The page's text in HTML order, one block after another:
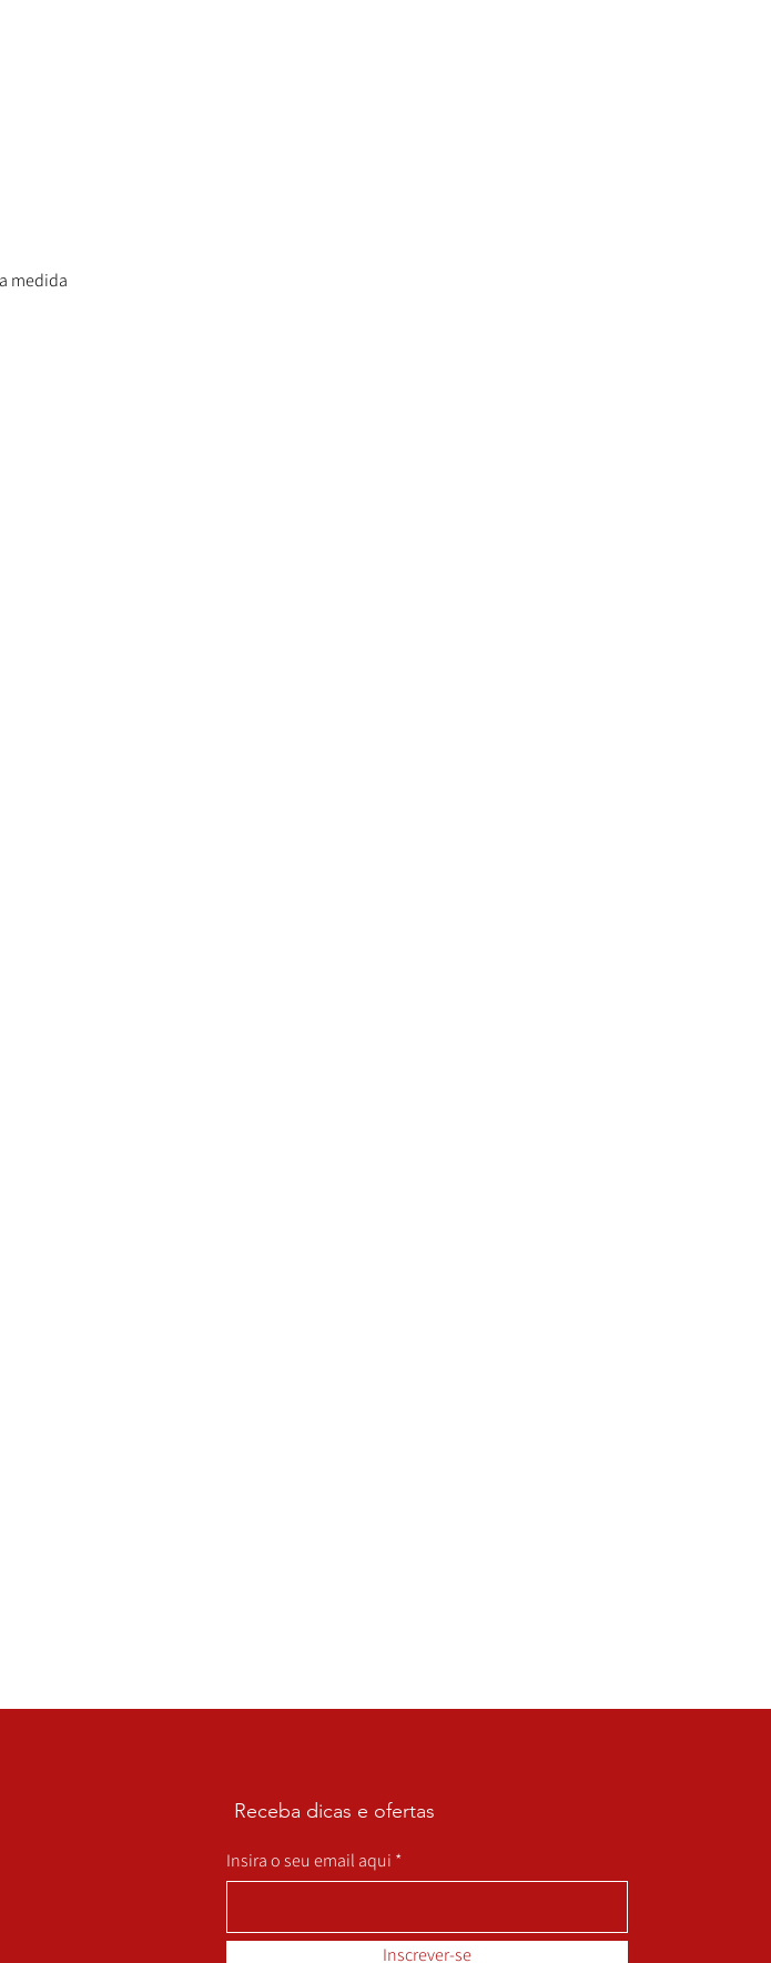
medida
Receba dicas e ofertas
Insira o seu email aqui
Inscrever-se